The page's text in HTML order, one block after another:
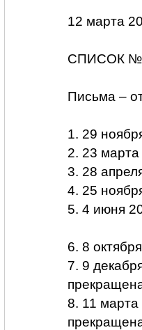
12 марта
СПИСОК
Письма –
1. 29
2. 23 марта
3. 28
4. 25
5. 4 июня
6. 8
7. 9
8. 11 марта